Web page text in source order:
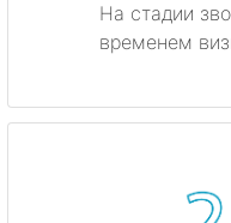
На стадии
временем